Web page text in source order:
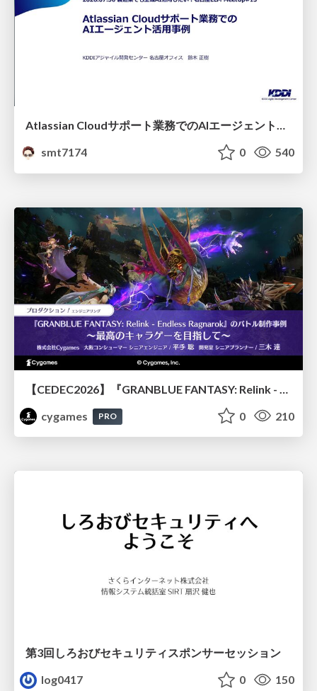
Atlassian Cloudサポート業務でのAIエージェント活用事例
smt7174
0 540
cygames
PRO 0 210
第3回しろおびセキュリティスポンサーセッション
log0417
0 150